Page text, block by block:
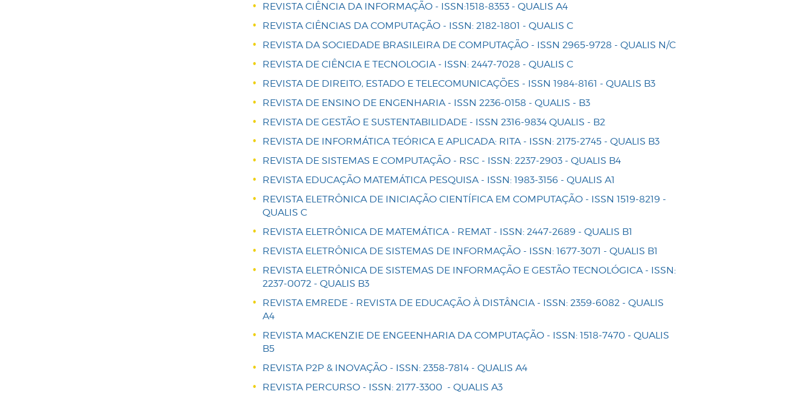
REVISTA CIÊNCIA DA INFORMAÇÃO - ISSN:1518-8353 - QUALIS A4
REVISTA CIÊNCIAS DA COMPUTAÇÃO - ISSN: 2182-1801 - QUALIS C
REVISTA DA SOCIEDADE BRASILEIRA DE COMPUTAÇÃO - ISSN 2965-9728 - QUALIS N/C
REVISTA DE CIÊNCIA E TECNOLOGIA - ISSN: 2447-7028 - QUALIS C
REVISTA DE DIREITO, ESTADO E TELECOMUNICAÇÕES - ISSN 1984-8161 - QUALIS B3
REVISTA DE ENSINO DE ENGENHARIA - ISSN 2236-0158 - QUALIS - B3
REVISTA DE GESTÃO E SUSTENTABILIDADE - ISSN 2316-9834 QUALIS - B2
REVISTA DE INFORMÁTICA TEÓRICA E APLICADA: RITA - ISSN: 2175-2745 - QUALIS B3
REVISTA DE SISTEMAS E COMPUTAÇÃO - RSC - ISSN: 2237-2903 - QUALIS B4
REVISTA EDUCAÇÃO MATEMÁTICA PESQUISA - ISSN: 1983-3156 - QUALIS A1
REVISTA ELETRÔNICA DE INICIAÇÃO CIENTÍFICA EM COMPUTAÇÃO - ISSN 1519-8219 -
QUALIS C
REVISTA ELETRÔNICA DE MATEMÁTICA - REMAT - ISSN: 2447-2689 - QUALIS B1
REVISTA ELETRÔNICA DE SISTEMAS DE INFORMAÇÃO - ISSN: 1677-3071 - QUALIS B1
REVISTA ELETRÔNICA DE SISTEMAS DE INFORMAÇÃO E GESTÃO TECNOLÓGICA - ISSN:
2237-0072 - QUALIS B3
REVISTA EMREDE - REVISTA DE EDUCAÇÃO À DISTÂNCIA - ISSN: 2359-6082 - QUALIS
A4
REVISTA MACKENZIE DE ENGEENHARIA DA COMPUTAÇÃO - ISSN: 1518-7470 - QUALIS
B5
REVISTA P2P & INOVAÇÃO - ISSN: 2358-7814 - QUALIS A4
REVISTA PERCURSO - ISSN: 2177-3300 - QUALIS A3